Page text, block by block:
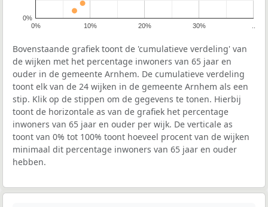
0% 10% 20% 30%
0%
Bovenstaande grafiek toont de 'cumulatieve verdeling' van
de wijken met het percentage inwoners van 65 jaar en
ouder in de gemeente Arnhem. De cumulatieve verdeling
toont elk van de 24 wijken in de gemeente Arnhem als een
stip. Klik op de stippen om de gegevens te tonen. Hierbij
toont de horizontale as van de grafiek het percentage
inwoners van 65 jaar en ouder per wijk. De verticale as
toont van 0% tot 100% toont hoeveel procent van de wijken
minimaal dit percentage inwoners van 65 jaar en ouder
hebben.